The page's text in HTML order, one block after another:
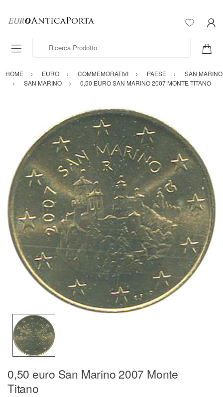
Ricerca Prodotto
HOME EURO COMMEMORATIVI PAESE
SAN MARINO
SAN MARINO
0,50 EURO SAN MARINO 2007 MONTE TITANO
0,50 euro San Marino 2007 Monte
Titano